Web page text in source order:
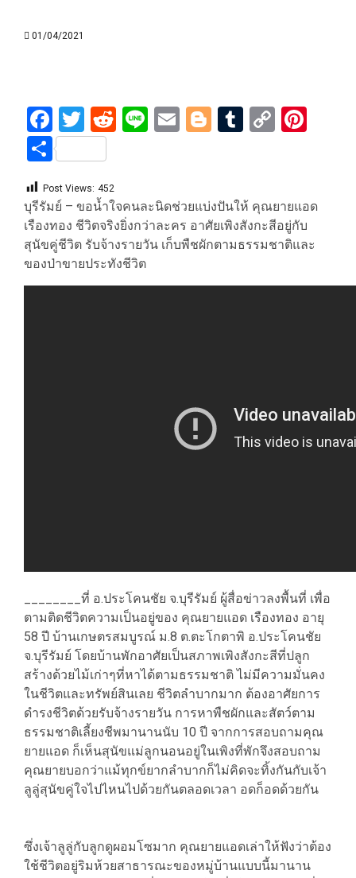
01/04/2021
Facebook
Twitter
Reddit
LineEmailBlogger
Tumblr
Copy
Share
Post Views: 452
บุรีรัมย์ – ขอน้ำใจคนละนิดช่วยแบ่งปันให้ คุณยายแอด
เรืองทอง ชีวิตจริงยิ่งกว่าละคร อาศัยเพิงสังกะสีอยู่กับ
สุนัขคู่ชีวิต รับจ้างรายวัน เก็บพืชผักตามธรรมชาติและ
ของป่าขายประทังชีวิต
________ที่ อ.ประโคนชัย จ.บุรีรัมย์ ผู้สื่อข่าวลงพื้นที่ เพื่อ
ตามติดชีวิตความเป็นอยู่ของ คุณยายแอด เรืองทอง อายุ
58 ปี บ้านเกษตรสมบูรณ์ ม.8 ต.ตะโกตาพิ อ.ประโคนชัย
จ.บุรีรัมย์ โดยบ้านพักอาศัยเป็นสภาพเพิงสังกะสีที่ปลูก
สร้างด้วยไม้เก่าๆที่หาได้ตามธรรมชาติ ไม่มีความมั่นคง
ในชีวิตและทรัพย์สินเลย ชีวิตลำบากมาก ต้องอาศัยการ
ดำรงชีวิตด้วยรับจ้างรายวัน การหาพืชผักและสัตว์ตาม
ธรรมชาติเลี้ยงชีพมานานนับ 10 ปี จากการสอบถามคุณ
ยายแอด ก็เห็นสุนัขแม่ลูกนอนอยู่ในเพิงที่พักจึงสอบถาม
คุณยายบอกว่าแม้ทุกข์ยากลำบากก็ไม่คิดจะทิ้งกันกับเจ้า
ลูลู่สุนัขคู่ใจไปไหนไปด้วยกันตลอดเวลา อดก็อดด้วยกัน
ซึ่งเจ้าลูลู่กับลูกดูผอมโซมาก คุณยายแอดเล่าให้ฟังว่าต้อง
ใช้ชีวิตอยู่ริมห้วยสาธารณะของหมู่บ้านแบบนี้มานาน